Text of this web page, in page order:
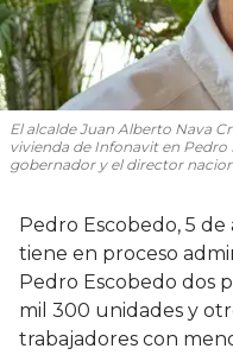
El alcalde Juan Alberto Nava
vivienda de Infonavit en
gobernador y el director
Pedro Escobedo, 5
tiene en proceso
Pedro Escobedo dos
mil 300 unidades y
trabajadores con